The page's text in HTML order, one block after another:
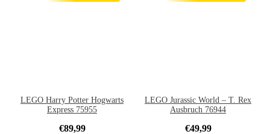
LEGO Harry Potter Hogwarts
Express 75955
€89,99
LEGO Jurassic World – T. Rex
Ausbruch 76944
€49,99